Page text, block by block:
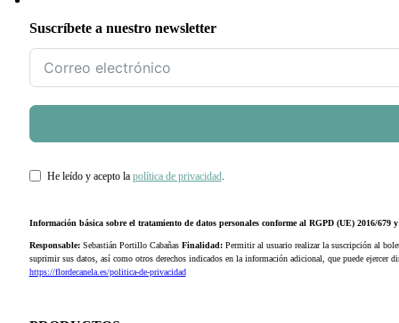
Suscríbete a nuestro newsletter
He leído y acepto la política de privacidad.
Información básica sobre el tratamiento de datos personales conforme al RGPD (UE) 2016/679
Responsable:Sebastián Portillo Cabañas Finalidad:Permitir al usuario realizar la suscripción al
suprimir sus datos, así como otros derechos indicados en la información adicional, que puede
https://flordecanela.es/politica-de-privacidad